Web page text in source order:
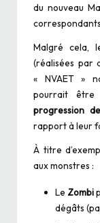
du nouveau
Malgré cela,
(réalisées par
« NVAET »
pourrait
progression
rapport à leur
À titre
aux monstres :
Le Zombi
dégâts